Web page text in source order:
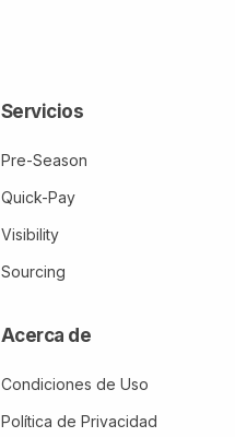
Servicios
Pre-Season
Quick-Pay
Visibility
Sourcing
Acerca de
Condiciones de Uso
Política de Privacidad